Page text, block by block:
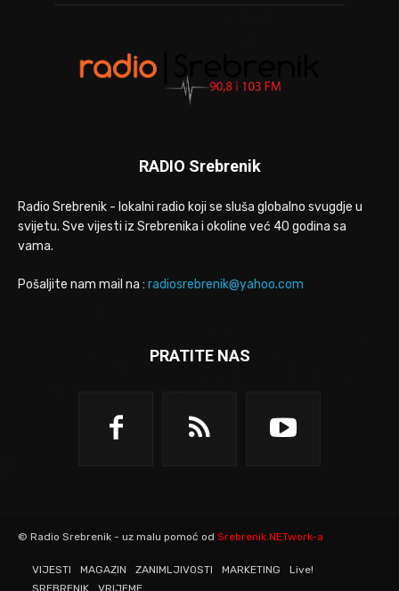
RADIO Srebrenik
Radio Srebrenik - lokalni radio koji se sluša globalno svugdje u
svijetu. Sve vijesti iz Srebrenika i okoline već 40 godina sa
vama.
Pošaljite nam mail na : radiosrebrenik@yahoo.com
PRATITE NAS
© Radio Srebrenik - uz malu pomoć od Srebrenik.NETwork-a
VIJESTI MAGAZIN ZANIMLJIVOSTI MARKETING
Live!
SREBRENIK
VRIJEME